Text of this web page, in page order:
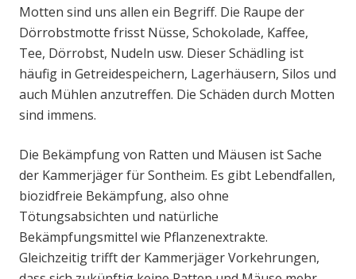
Motten sind uns allen ein Begriff. Die Raupe der
Dörrobstmotte frisst Nüsse, Schokolade, Kaffee,
Tee, Dörrobst, Nudeln usw. Dieser Schädling ist
häufig in Getreidespeichern, Lagerhäusern, Silos und
auch Mühlen anzutreffen. Die Schäden durch Motten
sind immens.
Die Bekämpfung von Ratten und Mäusen ist Sache
der Kammerjäger für Sontheim. Es gibt Lebendfallen,
biozidfreie Bekämpfung, also ohne
Tötungsabsichten und natürliche
Bekämpfungsmittel wie Pflanzenextrakte.
Gleichzeitig trifft der Kammerjäger Vorkehrungen,